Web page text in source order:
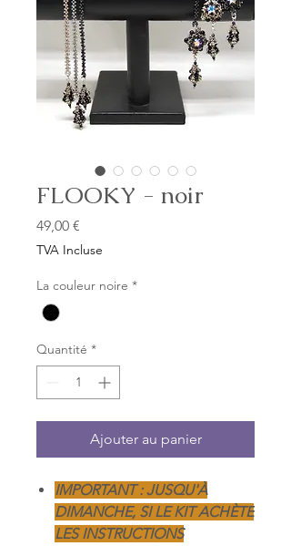
FLOOKY - noir
49,00 €
TVA Incluse
La couleur noire *
Quantité *
Ajouter au panier
IMPORTANT : JUSQU'À
DIMANCHE, SI LE KIT ACHÈTE
LES INSTRUCTIONS